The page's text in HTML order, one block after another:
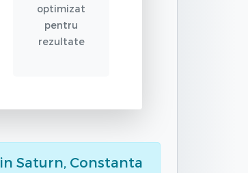
optimizat
pentru
rezultate
in Saturn, Constanta